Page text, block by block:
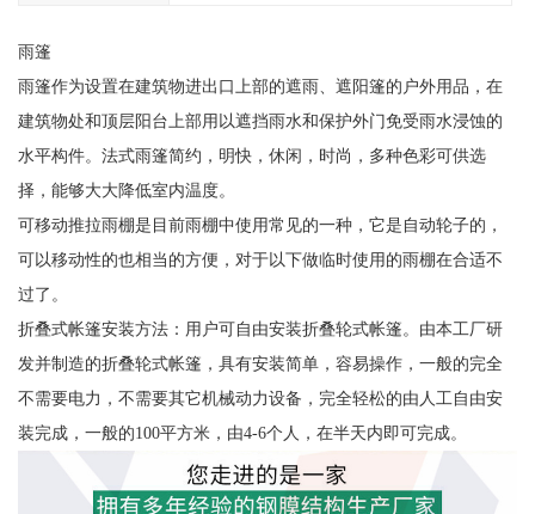
雨篷
雨篷作为设置在建筑物进出口上部的遮雨、遮阳篷的户外用品，在
建筑物处和顶层阳台上部用以遮挡雨水和保护外门免受雨水浸蚀的
水平构件。法式雨篷简约，明快，休闲，时尚，多种色彩可供选
择，能够大大降低室内温度。
可移动推拉雨棚是目前雨棚中使用常见的一种，它是自动轮子的，
可以移动性的也相当的方便，对于以下做临时使用的雨棚在合适不
过了。
折叠式帐篷安装方法：用户可自由安装折叠轮式帐篷。由本工厂研
发并制造的折叠轮式帐篷，具有安装简单，容易操作，一般的完全
不需要电力，不需要其它机械动力设备，完全轻松的由人工自由安
装完成，一般的100平方米，由4-6个人，在半天内即可完成。